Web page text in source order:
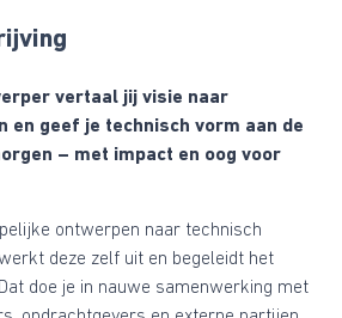
vertaal jij visie naar
en geef je technisch vorm aan de
– met impact en oog voor
ontwerpen naar technisch
deze zelf uit en begeleidt het
doe je in nauwe samenwerking met